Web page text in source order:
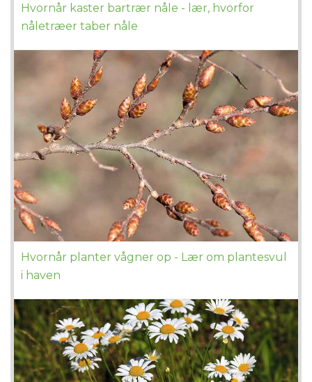
Hvornår kaster bartrær nåle - lær, hvorfor
nåletræer taber nåle
Hvornår planter vågner op - Lær om plantesvul
i haven